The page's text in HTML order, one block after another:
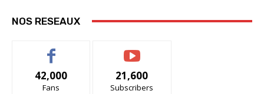
NOS RESEAUX
42,000
Fans
21,600
Subscribers